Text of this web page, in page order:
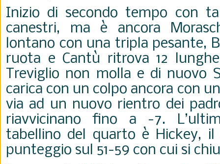
Inizio di secondo tempo con
canestri, ma è ancora
lontano con una tripla pesante,
ruota e Cantù ritrova 12
Treviglio non molla e di nuovo
carica con un colpo ancora con
via ad un nuovo rientro dei
riavvicinano fino a -7.
tabellino del quarto è Hickey,
punteggio sul 51-59 con cui si